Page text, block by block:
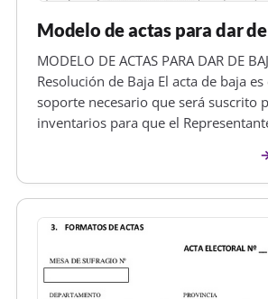
Modelo de actas para dar
MODELO DE ACTAS PARA DAR DE
Resolución de Baja El acta de baja
soporte necesario que será suscrito
inventarios para que el
destino ﬁnal que debe dársele a los
tipiﬁcados como inserviblas, e…